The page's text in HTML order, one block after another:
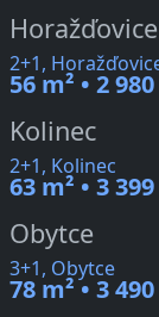
Horažďovice
2+1,
56 m² • 2
Kolinec
2+1, Kolinec
63 m² • 3
Obytce
3+1, Obytce
78 m² • 3